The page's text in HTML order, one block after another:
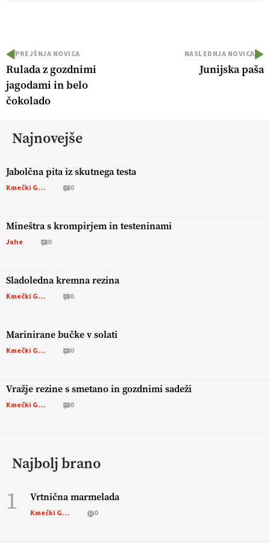
PREJŠNJA NOVICA
Rulada z gozdnimi
jagodami in belo
čokolado
NASLEDNJA NOVICA
Junijska paša
Najnovejše
Jabolčna pita iz skutnega testa
Kmečki Glas 0
Mineštra s krompirjem in testeninami
Juhe 0
Sladoledna kremna rezina
Kmečki Glas 0
Marinirane bučke v solati
Kmečki Glas 0
Vražje rezine s smetano in gozdnimi sadeži
Kmečki Glas 0
Najbolj brano
1 Vrtnična marmelada
Kmečki Glas 0